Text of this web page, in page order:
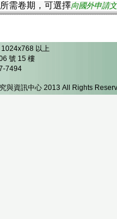
需卷期，可選擇向國外申請
以上
號 15 樓
7494
與資訊中心 2013 All Rights